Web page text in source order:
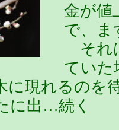
金が値
で、ま
それ
ていた
現れるのを
に出…続く